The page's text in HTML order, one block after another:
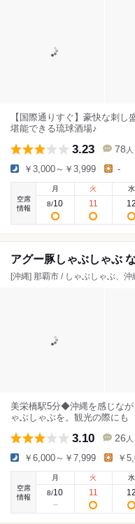
【国際通りすぐ】豪快な刺
堪能できる琉球酒場♪
3.23 78 人
￥3,000～￥3,999 -
空席
情報
月
8/10
火
11
水
12
アグー豚しゃぶしゃぶ
[沖縄] 那覇市 / しゃぶしゃぶ、
美栄橋駅5分◆沖縄を感じな
ゃぶしゃぶを。観光の際にも
3.10 26 人
￥6,000～￥7,999 ￥
空席
情報
月
8/10
火
11
水
12